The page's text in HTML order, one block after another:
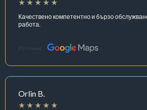
Качествено компетентно и бързо
работа.
Източник:
Orlin B.